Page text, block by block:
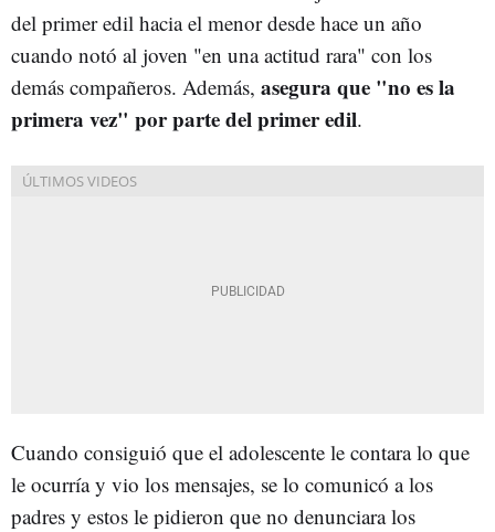
del primer edil hacia el menor desde hace un año
cuando notó al joven "en una actitud rara" con los
demás compañeros. Además, asegura que "no es la
primera vez" por parte del primer edil.
Cuando consiguió que el adolescente le contara lo que
le ocurría y vio los mensajes, se lo comunicó a los
padres y estos le pidieron que no denunciara los